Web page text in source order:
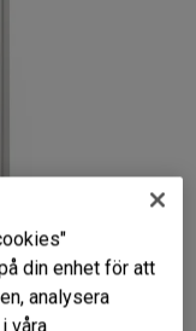
produkter
din enhet för att
analysera
våra